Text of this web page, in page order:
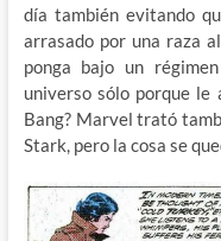
día también evitando
arrasado por una raza
ponga bajo un
universo sólo porque le
Bang? Marvel trató
Stark, pero la cosa se